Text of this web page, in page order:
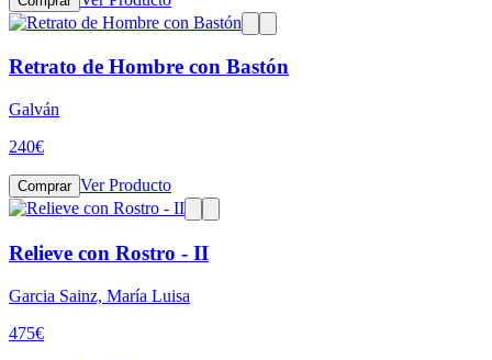
Retrato de Hombre con Bastón
Galván
240€
Comprar Ver Producto
Relieve con Rostro - II
Garcia Sainz, María Luisa
475€